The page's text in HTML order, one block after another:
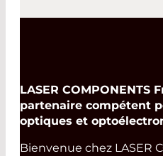
LASER COMPONENTS
partenaire compétent
optiques et
Bienvenue chez LASER